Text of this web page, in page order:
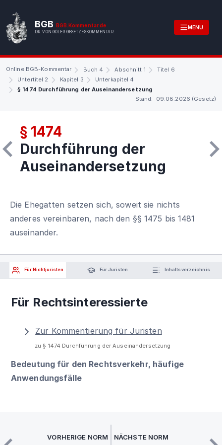
BGB BGB.Kommentar.de
DR. VON GÖLER GESETZESKOMMENTAR
MENU
Online BGB-Kommentar Buch 4 Abschnitt 1
Titel 6
Untertitel 2
Kapitel 3
Unterkapitel 4
§ 1474 Durchführung der Auseinandersetzung
Stand: 09.08.2026 (Gesetz)
§ 1474
Durchführung der
Auseinandersetzung
Die Ehegatten setzen sich, soweit sie nichts
anderes vereinbaren, nach den §§ 1475 bis 1481
auseinander.
Für Nichtjuristen Für Juristen Inhaltsverzeichnis
Für Rechtsinteressierte
Zur Kommentierung für Juristen
zu § 1474 Durchführung der Auseinandersetzung
Bedeutung für den Rechtsverkehr, häufige
Anwendungsfälle
VORHERIGE NORM NÄCHSTE NORM